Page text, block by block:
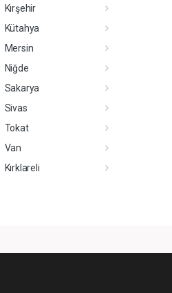
Kırşehir
Kütahya
Mersin
Niğde
Sakarya
Sivas
Tokat
Van
Kırklareli